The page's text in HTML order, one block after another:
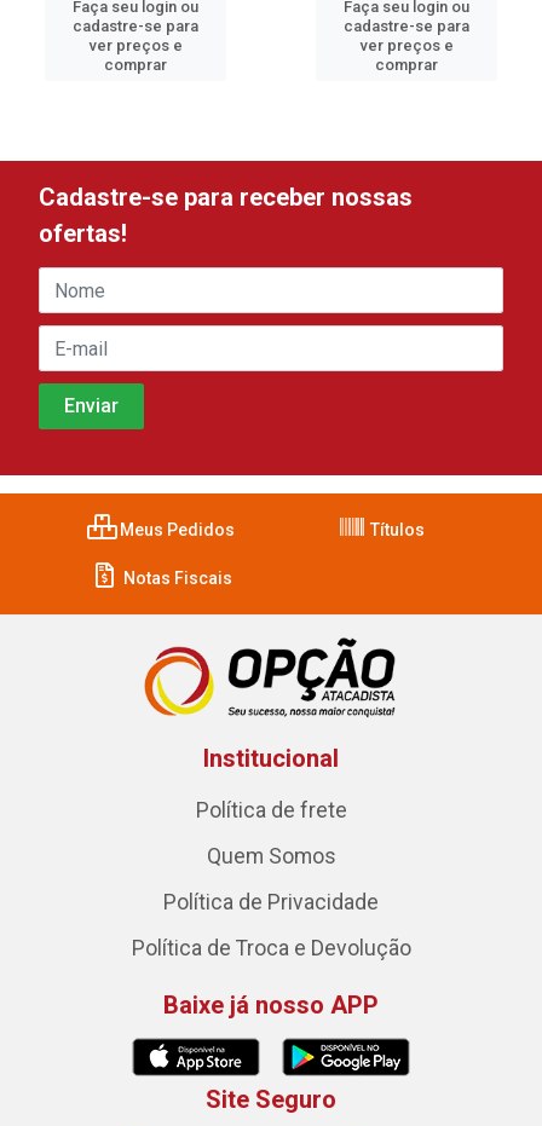
Faça seu login ou
cadastre-se para
ver preços e
comprar
Faça seu login ou
cadastre-se para
ver preços e
comprar
Cadastre-se para receber nossas
ofertas!
Meus Pedidos Títulos
Notas Fiscais
Institucional
Política de frete
Quem Somos
Política de Privacidade
Política de Troca e Devolução
Baixe já nosso APP
Site Seguro